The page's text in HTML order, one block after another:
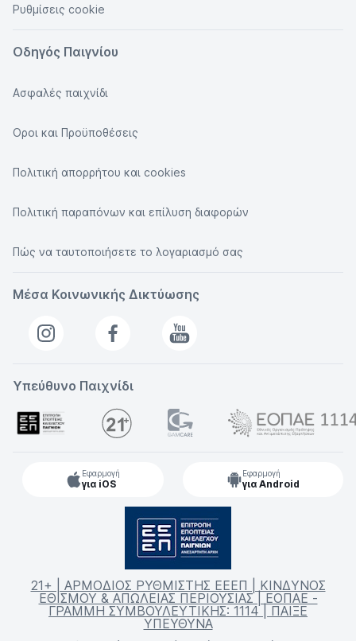
Ρυθμίσεις cookie
Οδηγός Παιγνίου
Ασφαλές παιχνίδι
Οροι και Προϋποθέσεις
Πολιτική απορρήτου και cookies
Πολιτική παραπόνων και επίλυση διαφορών
Πώς να ταυτοποιήσετε το λογαριασμό σας
Μέσα Κοινωνικής Δικτύωσης
Υπεύθυνο Παιχνίδι
Εφαρμογή
για iOS
Εφαρμογή
για Android
21+ | ΑΡΜΟΔΙΟΣ ΡΥΘΜΙΣΤΗΣ ΕΕΕΠ | ΚΙΝΔΥΝΟΣ
ΕΘΙΣΜΟΥ & ΑΠΩΛΕΙΑΣ ΠΕΡΙΟΥΣΙΑΣ | ΕΟΠΑΕ -
ΓΡΑΜΜΗ ΣΥΜΒΟΥΛΕΥΤΙΚΗΣ: 1114 | ΠΑΙΞΕ
ΥΠΕΥΘΥΝΑ